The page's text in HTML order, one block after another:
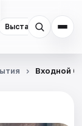
Выставки
Входной